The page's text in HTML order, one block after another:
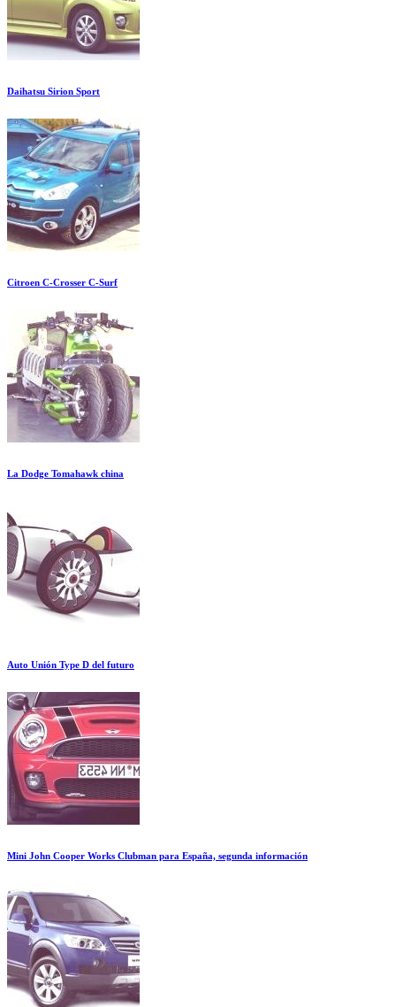
Daihatsu Sirion Sport
Citroen C-Crosser C-Surf
La Dodge Tomahawk china
Auto Unión Type D del futuro
Mini John Cooper Works Clubman para España, segunda información